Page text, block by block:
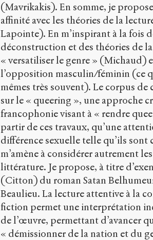
(Mavrikakis). En somme, je
affinité avec les théories de la
Lapointe). En m’inspirant à la fois
déconstruction et des théories de
« versatiliser le genre » (Michaud)
l’opposition masculin/féminin (ce
mêmes très souvent). Le corpus
sur le « queering », une approche
francophonie visant à « rendre
partir de ces travaux, qu’une
différence sexuelle telle qu’ils
m’amène à considérer autrement
littérature. Je propose, à titre
(Citton) du roman Satan
Beaulieu. La lecture attentive à la
fiction permet une interprétation
de l’œuvre, permettant d’avancer
« démissionner de la nation et du